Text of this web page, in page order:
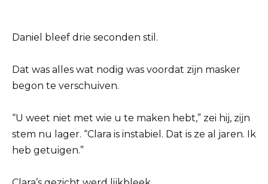
Daniel bleef drie seconden stil.
Dat was alles wat nodig was voordat zijn masker
begon te verschuiven.
“U weet niet met wie u te maken hebt,” zei hij, zijn
stem nu lager. “Clara is instabiel. Dat is ze al jaren. Ik
heb getuigen.”